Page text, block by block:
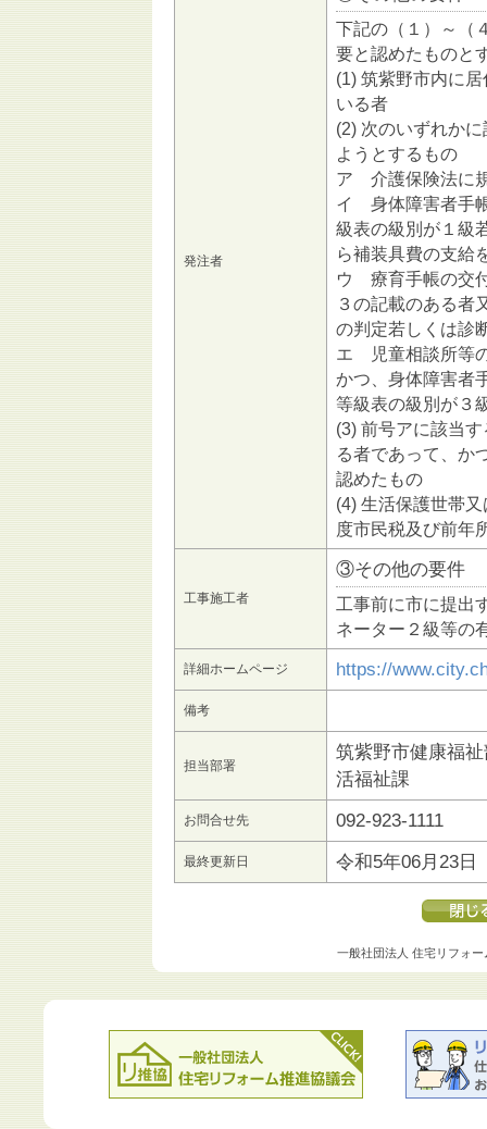
発注者
下記の（１）～（
要と認めたものと
(1) 筑紫野市内に
いる者
(2) 次のいずれか
ようとするもの
ア 介護保険法に
イ 身体障害者手
級表の級別が１級
ら補装具費の支給
ウ 療育手帳の交
３の記載のある者
の判定若しくは診
エ 児童相談所等
かつ、身体障害者
等級表の級別が３
(3) 前号アに該当
る者であって、か
認めたもの
(4) 生活保護世帯
度市民税及び前年
工事施工者
③その他の要件
工事前に市に提出
ネーター２級等の
詳細ホームページ https://
備考
担当部署
筑紫野市健康福
活福祉課
お問合せ先 092-923-1111
最終更新日 令和5年06月23日
一般社団法人 住宅リフォー